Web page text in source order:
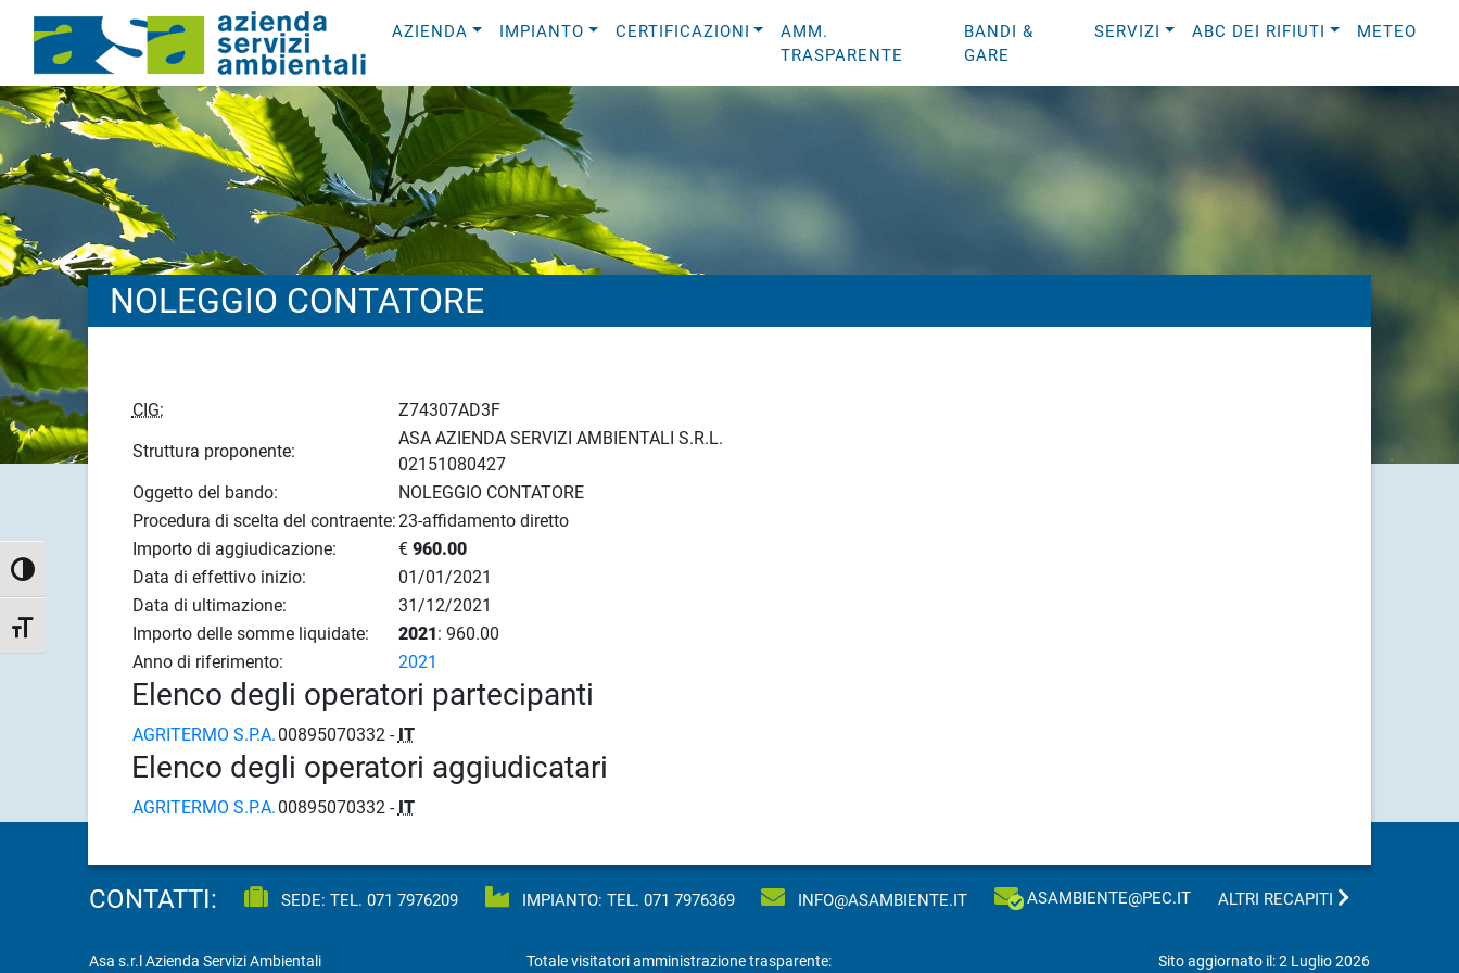
Attiva/disattiva alto contrasto
Attiva/disattiva dimensione testo
AZIENDA IMPIANTO CERTIFICAZIONI
AMM.
TRASPARENTE
BANDI &
GARE
SERVIZI ABC DEI RIFIUTI METEO
NOLEGGIO CONTATORE
CIG:
Z74307AD3F
Struttura proponente:
ASA AZIENDA SERVIZI AMBIENTALI S.R.L.
02151080427
Oggetto del bando:
NOLEGGIO CONTATORE
Procedura di scelta del contraente:23-affidamento diretto
Importo di aggiudicazione:
€ 960.00
Data di effettivo inizio:
01/01/2021
Data di ultimazione:
31/12/2021
Importo delle somme liquidate:
2021: 960.00
Anno di riferimento:
2021
Elenco degli operatori partecipanti
AGRITERMO S.P.A. 00895070332 - IT
Elenco degli operatori aggiudicatari
AGRITERMO S.P.A. 00895070332 - IT
CONTATTI: SEDE: TEL. 071 7976209 IMPIANTO: TEL. 071 7976369 INFO@ASAMBIENTE.IT ASAMBIENTE@PEC.IT ALTRI RECAPITI
Asa s.r.l Azienda Servizi Ambientali Totale visitatori amministrazione trasparente: Sito aggiornato il: 2 Luglio 2026